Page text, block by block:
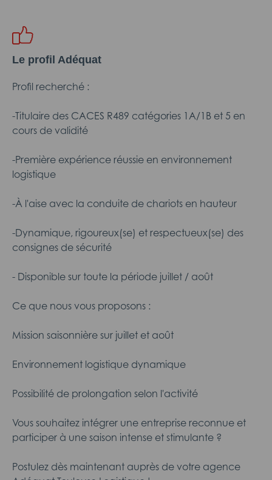
Le profil Adéquat
Profil recherché :
-Titulaire des CACES R489 catégories 1A/1B et 5 en
cours de validité
-Première expérience réussie en environnement
logistique
-À l'aise avec la conduite de chariots en hauteur
-Dynamique, rigoureux(se) et respectueux(se) des
consignes de sécurité
- Disponible sur toute la période juillet / août
Ce que nous vous proposons :
Mission saisonnière sur juillet et août
Environnement logistique dynamique
Possibilité de prolongation selon l'activité
Vous souhaitez intégrer une entreprise reconnue et
participer à une saison intense et stimulante ?
Postulez dès maintenant auprès de votre agence